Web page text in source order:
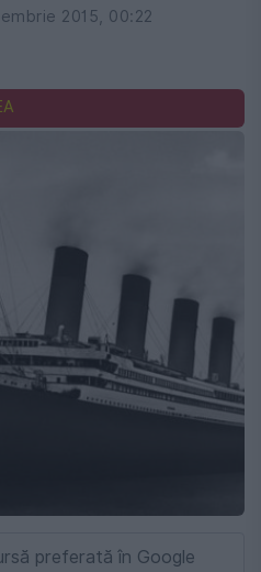
2015, 00:22
preferată în Google